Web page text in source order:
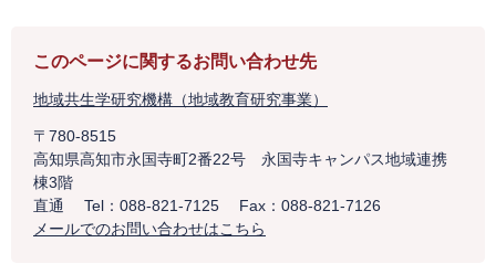
このページに関するお問い合わせ先
地域共生学研究機構（地域教育研究事業）
〒780-8515
高知県高知市永国寺町2番22号 永国寺キャンパス地域連携
棟3階
直通
Tel：088-821-7125
Fax：088-821-7126
メールでのお問い合わせはこちら